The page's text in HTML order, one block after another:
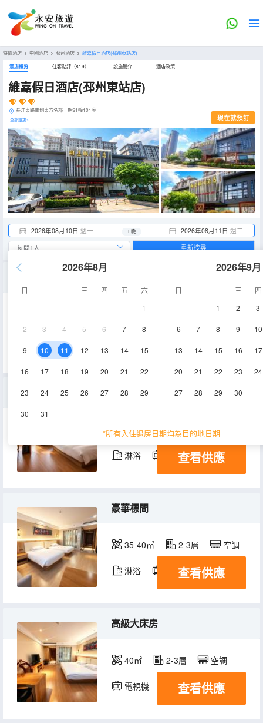
特價酒店 > 中國酒店 > 邳州酒店 > 維嘉假日酒店(邳州東站店)
酒店概览 住客點評（819） 設施簡介 酒店政策
維嘉假日酒店(邳州東站店)
長江東路南側東方名郡一期S1幢101室
全部設施> 現在就預訂
2026年08月10日 週一 2026年08月11日 週二
1 晚
2026年8月
日 一 二 三 四 五
六
1
2 3 4 5 6 7 8
9 10 11 12 13 14 15
16 17 18 19 20 21 22
23 24 25 26 27 28 29
30 31
2026年9月
日 一 二 三
四
1
2 3
6 7 8 9 10
13 14 15 16 17
20 21 22 23 24
27 28 29 30
*所有入住退房日期均為目的地日期
重新搜尋
30-35㎡ 空調
豪華大床房
30-35㎡ 2-3層
淋浴 電視機 冰箱
查看供應
豪華標間
35-40㎡ 2-3層 空調
淋浴 電視機 冰箱
查看供應
高級大床房
40㎡ 2-3層 空調
電視機 冰箱
查看供應